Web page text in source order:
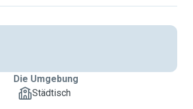
Die Umgebung
Städtisch